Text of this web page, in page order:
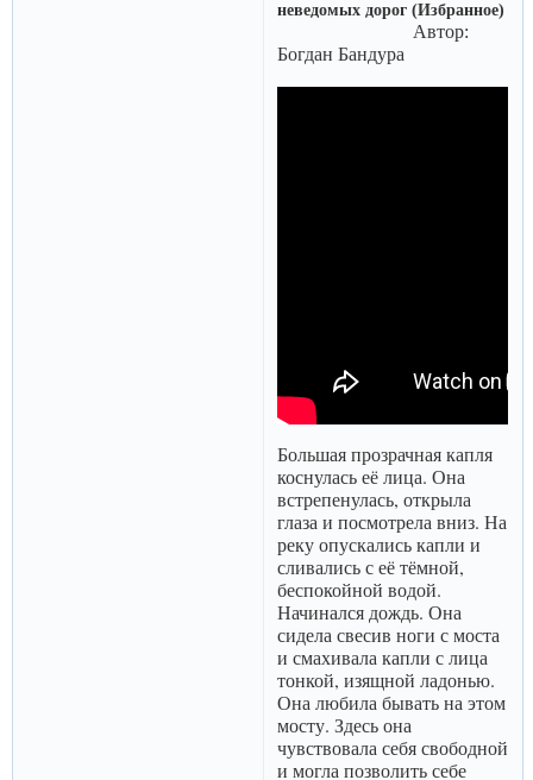
неведомых дорог (Избранное)
Автор:
Богдан Бандура
Большая прозрачная капля
коснулась её лица. Она
встрепенулась, открыла
глаза и посмотрела вниз. На
реку опускались капли и
сливались с её тёмной,
беспокойной водой.
Начинался дождь. Она
сидела свесив ноги с моста
и смахивала капли с лица
тонкой, изящной ладонью.
Она любила бывать на этом
мосту. Здесь она
чувствовала себя свободной
и могла позволить себе